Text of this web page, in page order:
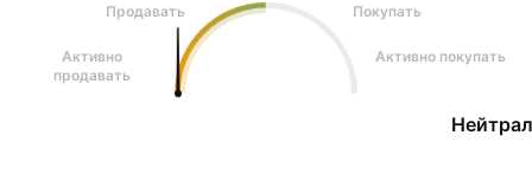
Продавать
Покупать
Активно
продавать
Активно покупать